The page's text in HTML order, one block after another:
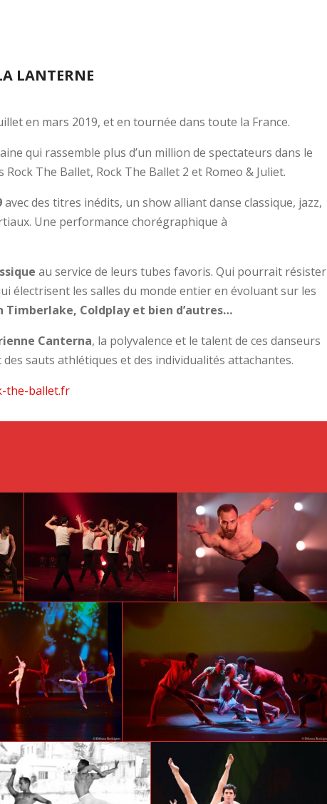
LANTERNE
en mars 2019, et en tournée dans toute la France.
qui rassemble plus d’un million de spectateurs dans le
The Ballet, Rock The Ballet 2 et Romeo & Juliet.
avec des titres inédits, un show alliant danse classique, jazz,
Une performance chorégraphique à
au service de leurs tubes favoris. Qui pourrait résister
électrisent les salles du monde entier en évoluant sur les
Timberlake, Coldplay et bien d’autres…
Canterna, la polyvalence et le talent de ces danseurs
sauts athlétiques et des individualités attachantes.
the-ballet.fr